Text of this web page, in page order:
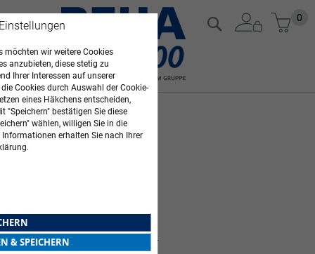
Zum
Inhalt
0
Suche
Impressum
Herausgeber
Telefax 03641 – 3036 1900
E-Mail:info@reha-aktiv2000.de
möchten wir weitere Cookies
anzubieten, diese stetig zu
Ihrer Interessen auf unserer
Cookies durch Auswahl der Cookie-
eines Häkchens entscheiden,
"Speichern" bestätigen Sie diese
wählen, willigen Sie in die
erhalten Sie nach Ihrer
& SPEICHERN